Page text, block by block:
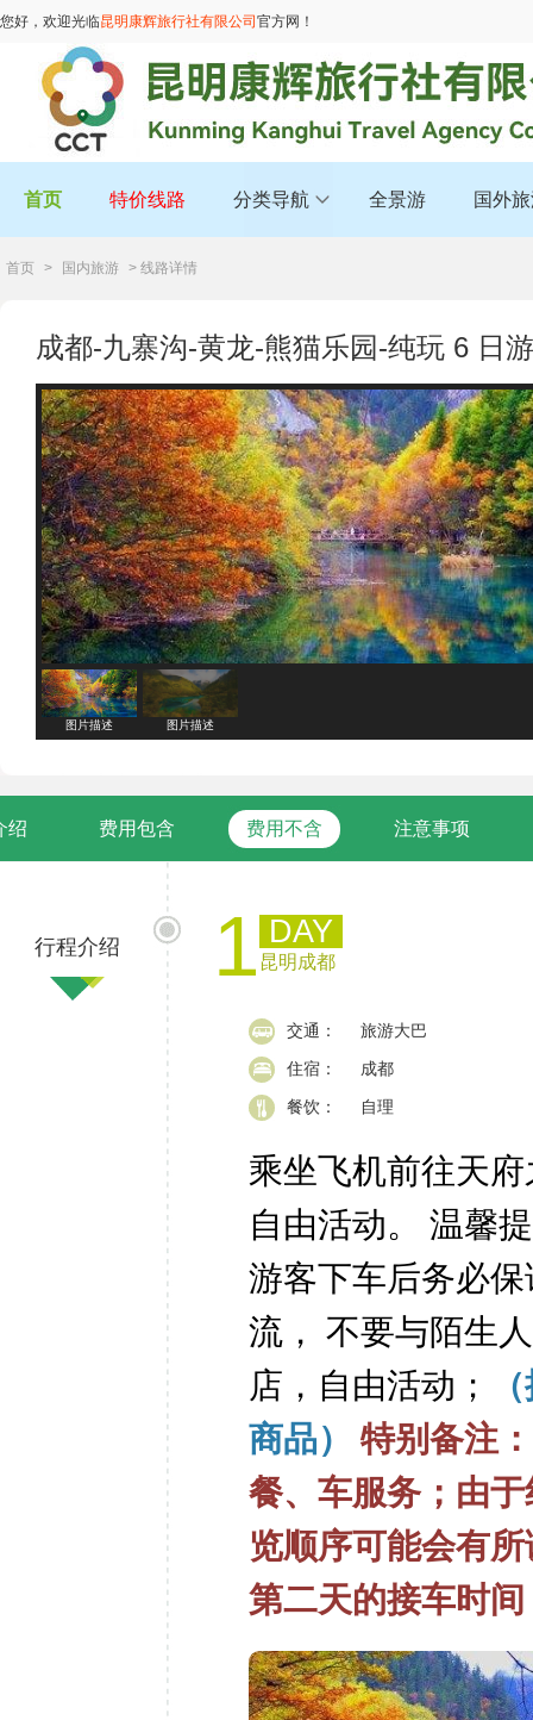
您好，欢迎光临昆明康辉旅行社有限公司 官方网！
首页 特价线路 分类导航 全景游 国外
首页 > 国内旅游 > 线路详情
成都-九寨沟-黄龙-熊猫乐园-纯玩 6 日游
图片描述 图片描述
绍 费用包含 费用不含 注意事项
行程介绍 1 DAY
昆明成都
交通： 旅游大巴
住宿： 成都
餐饮： 自理
乘坐飞机前往天
自由活动。 温馨
游客下车后务必
流， 不要与陌生
店，自由活动；
商品） 特别备注
餐、车服务；由
览顺序可能会有
第二天的接车时